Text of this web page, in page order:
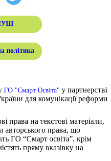
політика
ГО "Смарт Освіта" у партнерстві
для комунікації реформи
права на текстові матеріали,
авторського права, що
ГО “Смарт освіта”, крім
пряму вказівку на